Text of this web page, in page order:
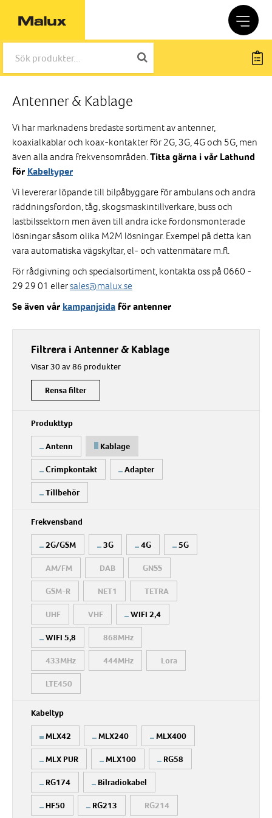
Antenner & Kablage
Vi har marknadens bredaste sortiment av antenner,
koaxialkablar och koax-kontakter för 2G, 3G, 4G och 5G, men
även alla andra frekvensområden.Titta gärna i vår Lathund
för Kabeltyper
Vi levererar löpande till bilpåbyggare för ambulans och andra
räddningsfordon, tåg, skogsmaskintillverkare, buss och
lastbilssektorn men även till andra icke fordonsmonterade
lösningar såsom olika M2M lösningar. Exempel på detta kan
vara automatiska vägskyltar, el- och vattenmätare m.fl.
För rådgivning och specialsortiment, kontakta oss på 0660 -
29 29 01 ellersales@malux.se
Se även vår kampanjsida för antenner
Filtrera i Antenner & Kablage
Visar 30 av 86 produkter
Rensa filter
Produkttyp
Antenn Kablage
Crimpkontakt Adapter
Tillbehör
Frekvensband
2G/GSM 3G 4G 5G
AM/FM DAB GNSS
GSM-R NET1 TETRA
UHF VHF WIFI 2,4
WIFI 5,8 868MHz
433MHz 444MHz Lora
LTE450
Kabeltyp
MLX42 MLX240 MLX400
MLX PUR MLX100 RG58
RG174 Bilradiokabel
HF50 RG213 RG214